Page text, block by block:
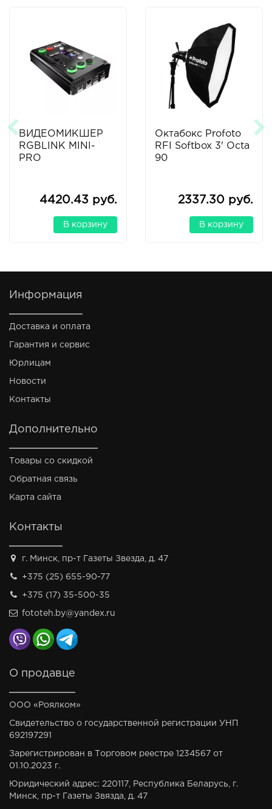
ВИДЕОМИКШЕР
RGBLINK MINI-
PRO
4420.43 руб.
В корзину
Октабокс Profoto
RFI Softbox 3' Octa
90
2337.30 руб.
В корзину
Информация
Доставка и оплата
Гарантия и сервис
Юрлицам
Новости
Контакты
Дополнительно
Товары со скидкой
Обратная связь
Карта сайта
Контакты
г. Минск, пр-т Газеты Звезда, д. 47
+375 (25) 655-90-77
+375 (17) 35-500-35
fototeh.by@yandex.ru
О продавце
ООО «Роялком»
Свидетельство о государственной регистрации УНП
692197291
Зарегистрирован в Торговом реестре 1234567 от
01.10.2023 г.
Юридический адрес: 220117, Республика Беларусь, г.
Минск, пр-т Газеты Звязда, д. 47